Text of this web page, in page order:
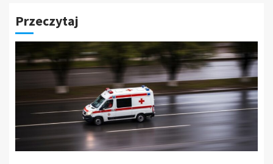
Przeczytaj